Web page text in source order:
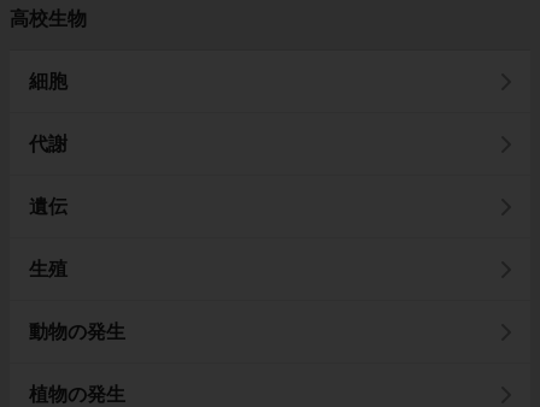
高校生物
細胞
代謝
遺伝
生殖
動物の発生
植物の発生